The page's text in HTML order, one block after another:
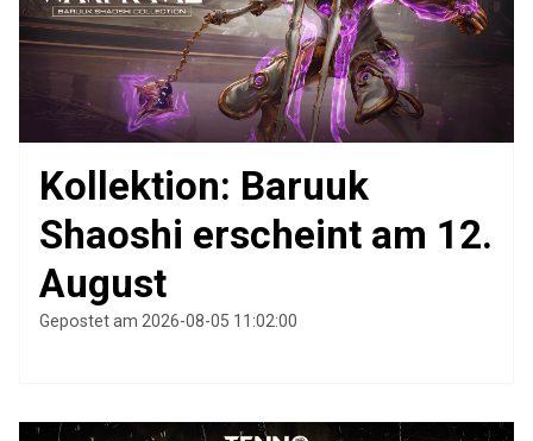
Kollektion: Baruuk
Shaoshi erscheint am 12.
August
Gepostet am 2026-08-05 11:02:00